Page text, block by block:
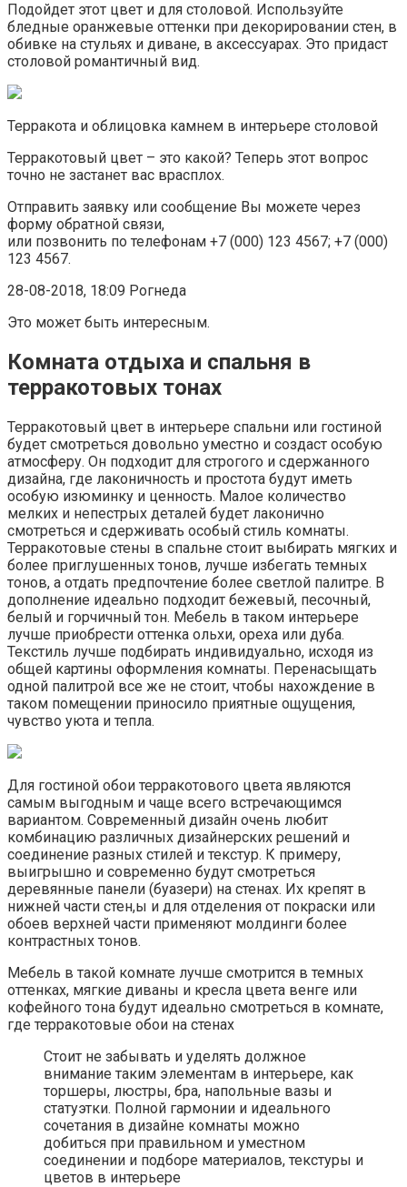
Подойдет этот цвет и для столовой. Используйте
бледные оранжевые оттенки при декорировании стен, в
обивке на стульях и диване, в аксессуарах. Это придаст
столовой романтичный вид.
Терракота и облицовка камнем в интерьере столовой
Терракотовый цвет – это какой? Теперь этот вопрос
точно не застанет вас врасплох.
Отправить заявку или сообщение Вы можете через
форму обратной связи,
или позвонить по телефонам +7 (000) 123 4567; +7 (000)
123 4567.
28-08-2018, 18:09 Рогнеда
Это может быть интересным.
Комната отдыха и спальня в
терракотовых тонах
Терракотовый цвет в интерьере спальни или гостиной
будет смотреться довольно уместно и создаст особую
атмосферу. Он подходит для строгого и сдержанного
дизайна, где лаконичность и простота будут иметь
особую изюминку и ценность. Малое количество
мелких и непестрых деталей будет лаконично
смотреться и сдерживать особый стиль комнаты.
Терракотовые стены в спальне стоит выбирать мягких и
более приглушенных тонов, лучше избегать темных
тонов, а отдать предпочтение более светлой палитре. В
дополнение идеально подходит бежевый, песочный,
белый и горчичный тон. Мебель в таком интерьере
лучше приобрести оттенка ольхи, ореха или дуба.
Текстиль лучше подбирать индивидуально, исходя из
общей картины оформления комнаты. Перенасыщать
одной палитрой все же не стоит, чтобы нахождение в
таком помещении приносило приятные ощущения,
чувство уюта и тепла.
Для гостиной обои терракотового цвета являются
самым выгодным и чаще всего встречающимся
вариантом. Современный дизайн очень любит
комбинацию различных дизайнерских решений и
соединение разных стилей и текстур. К примеру,
выигрышно и современно будут смотреться
деревянные панели (буазери) на стенах. Их крепят в
нижней части стен,ы и для отделения от покраски или
обоев верхней части применяют молдинги более
контрастных тонов.
Мебель в такой комнате лучше смотрится в темных
оттенках, мягкие диваны и кресла цвета венге или
кофейного тона будут идеально смотреться в комнате,
где терракотовые обои на стенах
Стоит не забывать и уделять должное
внимание таким элементам в интерьере, как
торшеры, люстры, бра, напольные вазы и
статуэтки. Полной гармонии и идеального
сочетания в дизайне комнаты можно
добиться при правильном и уместном
соединении и подборе материалов, текстуры и
цветов в интерьере